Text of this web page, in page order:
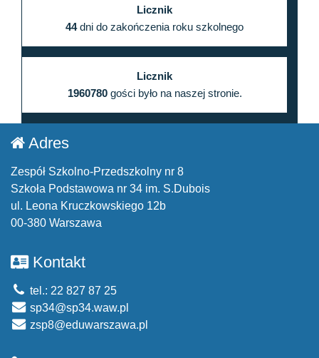
Licznik
44dni do zakończenia roku szkolnego
Licznik
1960780gości było na naszej stronie.
Adres
Zespół Szkolno-Przedszkolny nr 8
Szkoła Podstawowa nr 34 im. S.Dubois
ul. Leona Kruczkowskiego 12b
00-380 Warszawa
Kontakt
tel.: 22 827 87 25
sp34@sp34.waw.pl
zsp8@eduwarszawa.pl